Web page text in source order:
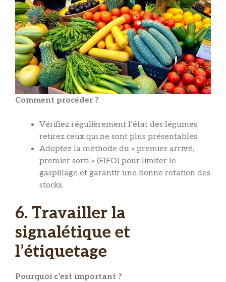
Comment procéder ?
Vérifiez régulièrement l’état des légumes,
retirez ceux qui ne sont plus présentables.
Adoptez la méthode du « premier arrivé,
premier sorti » (FIFO) pour limiter le
gaspillage et garantir une bonne rotation des
stocks.
6. Travailler la
signalétique et
l’étiquetage
Pourquoi c’est important ?